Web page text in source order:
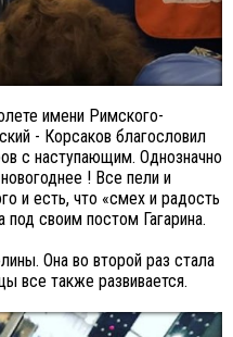
имени Римского-
- Корсаков благословил
с наступающим. Однозначно
! Все пели и
и есть, что «смех и радость
своим постом Гагарина.
Она во второй раз стала
все также развивается.